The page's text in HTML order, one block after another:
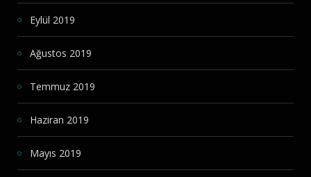
Eylül 2019
Ağustos 2019
Temmuz 2019
Haziran 2019
Mayıs 2019